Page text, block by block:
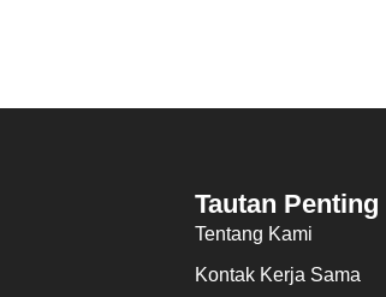
Tautan Penting
Tentang Kami
Kontak Kerja Sama